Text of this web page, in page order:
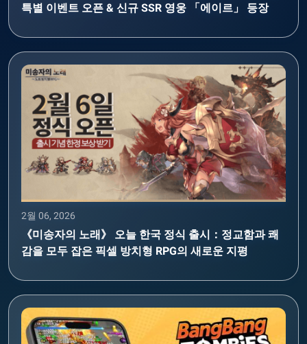
특별 이벤트 오픈 & 신규 SSR 영웅 「에이르」 등장
2월 06, 2026
《미송자의 노래》 오늘 한국 정식 출시：정교함과 쾌
감을 모두 잡은 픽셀 방치형 RPG의 새로운 지평